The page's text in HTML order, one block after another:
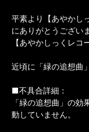
平素より【あやかし
にありがとうござい
【あやかしっくレコ
近頃に「緑の追想曲
■不具合詳細：
「緑の追想曲」の
動していません。